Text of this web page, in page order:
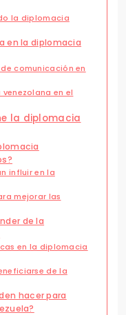
la diplomacia
en la diplomacia
comunicación en
en el
la diplomacia
influir en la
mejorar las
de la
en la diplomacia
de la
hacer para